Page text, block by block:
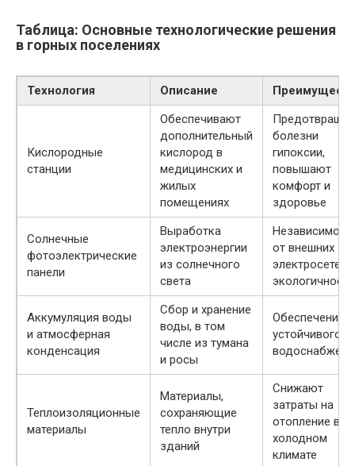
Таблица: Основные технологические решения
в горных поселениях
Технология Описание
Кислородные
станции
Обеспечивают
дополнительный
кислород в
медицинских и
жилых
помещениях
болезни
гипоксии,
повышают
комфорт и
здоровье
Солнечные
фотоэлектрические
панели
Выработка
электроэнергии
из солнечного
света
от внешних
электросетей,
экологичность
Аккумуляция воды
и атмосферная
конденсация
Сбор и хранение
воды, в том
числе из тумана
и росы
Обеспечение
устойчивого
Теплоизоляционные
материалы
Материалы,
сохраняющие
тепло внутри
зданий
Снижают
затраты на
отопление в
холодном
климате